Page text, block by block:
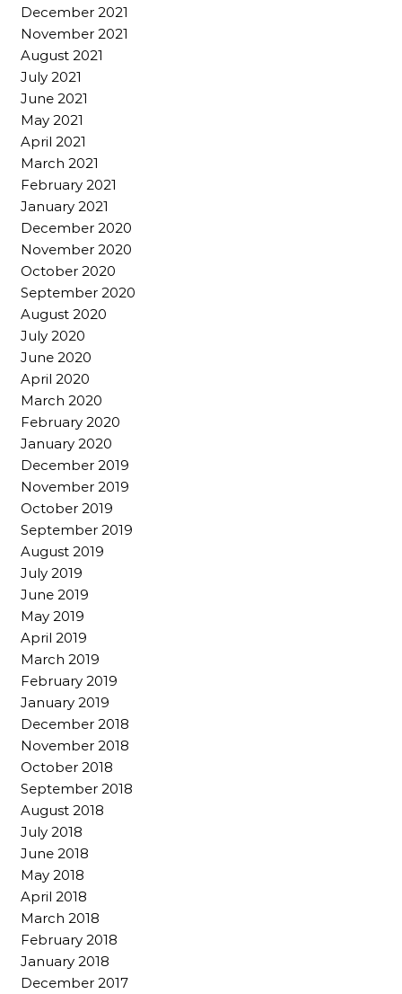
December 2021
November 2021
August 2021
July 2021
June 2021
May 2021
April 2021
March 2021
February 2021
January 2021
December 2020
November 2020
October 2020
September 2020
August 2020
July 2020
June 2020
April 2020
March 2020
February 2020
January 2020
December 2019
November 2019
October 2019
September 2019
August 2019
July 2019
June 2019
May 2019
April 2019
March 2019
February 2019
January 2019
December 2018
November 2018
October 2018
September 2018
August 2018
July 2018
June 2018
May 2018
April 2018
March 2018
February 2018
January 2018
December 2017